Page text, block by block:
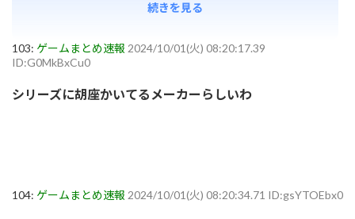
103: ゲームまとめ速報 2024/10/01(火) 08:20:17.39
ID:G0MkBxCu0
シリーズに胡座かいてるメーカーらしいわ
104: ゲームまとめ速報 2024/10/01(火) 08:20:34.71 ID:gsYTOEbx0
続きを見る